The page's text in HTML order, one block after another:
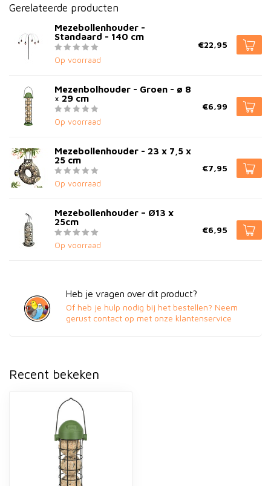
Gerelateerde producten
Mezebollenhouder -
Standaard - 140 cm
Op voorraad
€22,95
Mezenbolhouder - Groen - ø 8
× 29 cm
Op voorraad
€6,99
Mezebollenhouder - 23 x 7,5 x
25 cm
Op voorraad
€7,95
Mezebollenhouder – Ø13 x
25cm
Op voorraad
€6,95
Heb je vragen over dit product?
Of heb je hulp nodig bij het bestellen? Neem
gerust contact op met onze klantenservice
Recent bekeken